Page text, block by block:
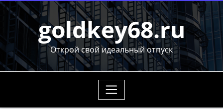
goldkey68.ru
Открой свой идеальный отпуск